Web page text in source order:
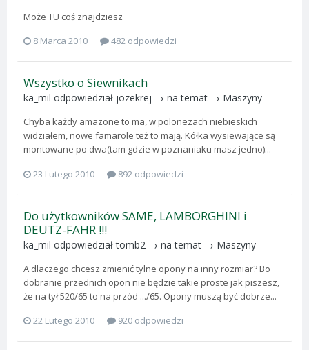
Może TU coś znajdziesz
8 Marca 2010
482 odpowiedzi
Wszystko o Siewnikach
ka_mil odpowiedział jozekrej → na temat → Maszyny
Chyba każdy amazone to ma, w polonezach niebieskich
widziałem, nowe famarole też to mają. Kółka wysiewające są
montowane po dwa(tam gdzie w poznaniaku masz jedno)...
23 Lutego 2010
892 odpowiedzi
Do użytkowników SAME, LAMBORGHINI i
DEUTZ-FAHR !!!
ka_mil odpowiedziałtomb2 → na temat → Maszyny
A dlaczego chcesz zmienić tylne opony na inny rozmiar? Bo
dobranie przednich opon nie będzie takie proste jak piszesz,
że na tył 520/65 to na przód .../65. Opony muszą być dobrze...
22 Lutego 2010
920 odpowiedzi